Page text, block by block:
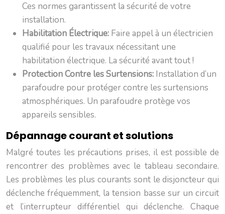
Ces normes garantissent la sécurité de votre
installation.
Habilitation Électrique: Faire appel à un électricien
qualifié pour les travaux nécessitant une
habilitation électrique. La sécurité avant tout !
Protection Contre les Surtensions: Installation d’un
parafoudre pour protéger contre les surtensions
atmosphériques. Un parafoudre protège vos
appareils sensibles.
Dépannage courant et solutions
Malgré toutes les précautions prises, il est possible de
rencontrer des problèmes avec le tableau secondaire.
Les problèmes les plus courants sont le disjoncteur qui
déclenche fréquemment, la tension basse sur un circuit
et l’interrupteur différentiel qui déclenche. Chaque